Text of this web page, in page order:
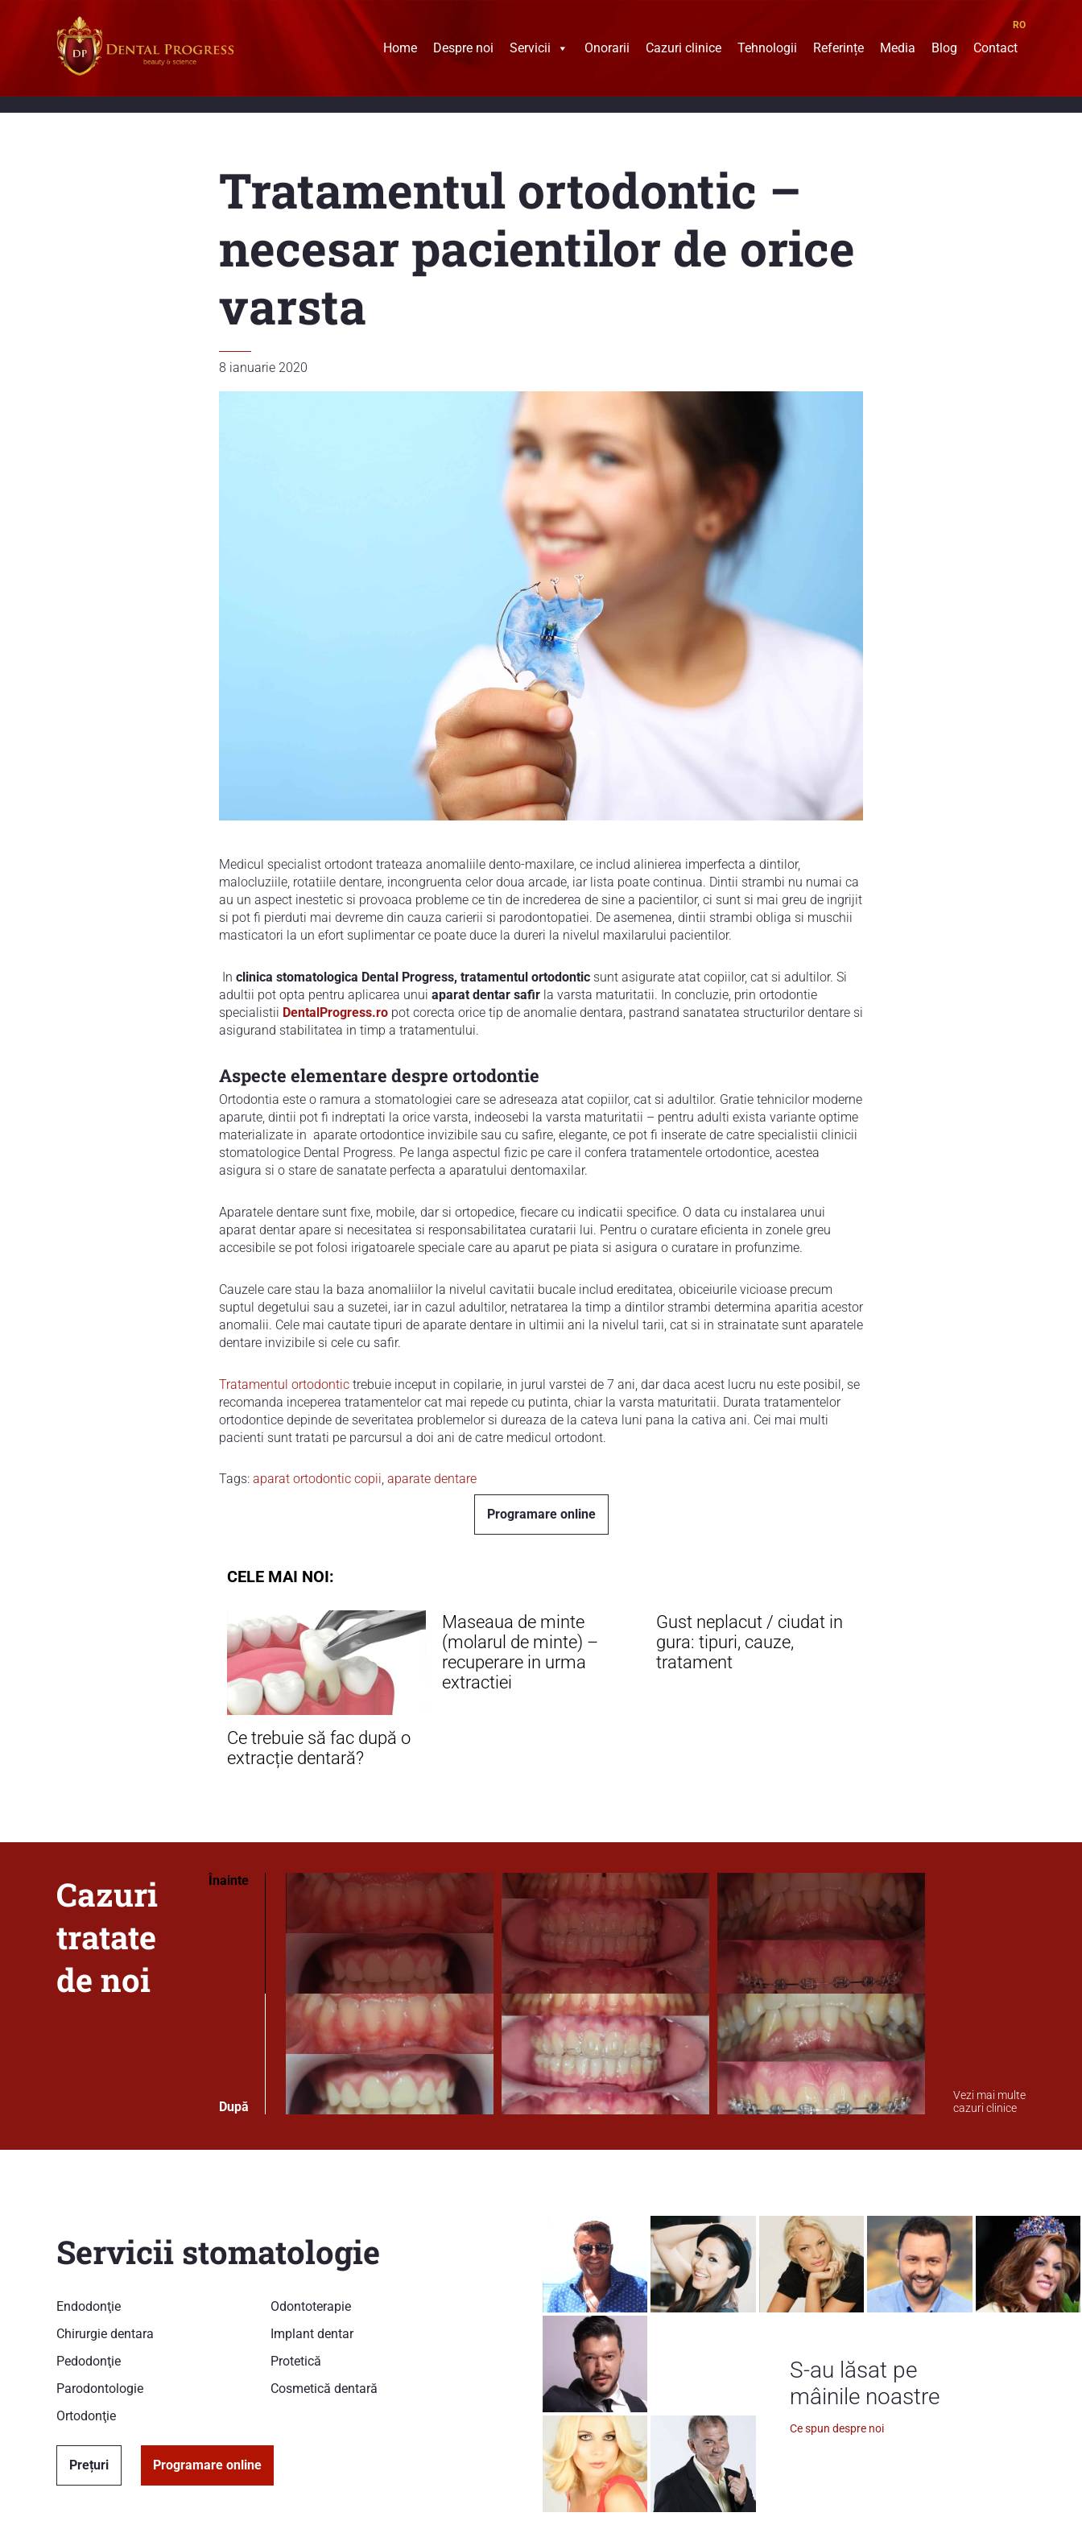
RO
Home Despre noi Servicii Onorarii Cazuri clinice Tehnologii Referințe Media Blog Contact
Tratamentul ortodontic –
necesar pacientilor de orice
varsta
8 ianuarie 2020
Medicul specialist ortodont trateaza anomaliile dento-maxilare, ce includ alinierea imperfecta a dintilor,
malocluziile, rotatiile dentare, incongruenta celor doua arcade, iar lista poate continua. Dintii strambi nu numai ca
au un aspect inestetic si provoaca probleme ce tin de increderea de sine a pacientilor, ci sunt si mai greu de ingrijit
si pot fi pierduti mai devreme din cauza carierii si parodontopatiei. De asemenea, dintii strambi obliga si muschii
masticatori la un efort suplimentar ce poate duce la dureri la nivelul maxilarului pacientilor.
In clinica stomatologica Dental Progress, tratamentul ortodontic sunt asigurate atat copiilor, cat si adultilor. Si
adultii pot opta pentru aplicarea unui aparat dentar safir la varsta maturitatii. In concluzie, prin ortodontie
specialistii DentalProgress.ro pot corecta orice tip de anomalie dentara, pastrand sanatatea structurilor dentare si
asigurand stabilitatea in timp a tratamentului.
Aspecte elementare despre ortodontie
Ortodontia este o ramura a stomatologiei care se adreseaza atat copiilor, cat si adultilor. Gratie tehnicilor moderne
aparute, dintii pot fi indreptati la orice varsta, indeosebi la varsta maturitatii – pentru adulti exista variante optime
materializate in aparate ortodontice invizibile sau cu safire, elegante, ce pot fi inserate de catre specialistii clinicii
stomatologice Dental Progress. Pe langa aspectul fizic pe care il confera tratamentele ortodontice, acestea
asigura si o stare de sanatate perfecta a aparatului dentomaxilar.
Aparatele dentare sunt fixe, mobile, dar si ortopedice, fiecare cu indicatii specifice. O data cu instalarea unui
aparat dentar apare si necesitatea si responsabilitatea curatarii lui. Pentru o curatare eficienta in zonele greu
accesibile se pot folosi irigatoarele speciale care au aparut pe piata si asigura o curatare in profunzime.
Cauzele care stau la baza anomaliilor la nivelul cavitatii bucale includ ereditatea, obiceiurile vicioase precum
suptul degetului sau a suzetei, iar in cazul adultilor, netratarea la timp a dintilor strambi determina aparitia acestor
anomalii. Cele mai cautate tipuri de aparate dentare in ultimii ani la nivelul tarii, cat si in strainatate sunt aparatele
dentare invizibile si cele cu safir.
Tratamentul ortodontic trebuie inceput in copilarie, in jurul varstei de 7 ani, dar daca acest lucru nu este posibil, se
recomanda inceperea tratamentelor cat mai repede cu putinta, chiar la varsta maturitatii. Durata tratamentelor
ortodontice depinde de severitatea problemelor si dureaza de la cateva luni pana la cativa ani. Cei mai multi
pacienti sunt tratati pe parcursul a doi ani de catre medicul ortodont.
Tags: aparat ortodontic copii, aparate dentare
Programare online
CELE MAI NOI:
Ce trebuie să fac după o
extracție dentară?
Maseaua de minte
(molarul de minte) –
recuperare in urma
extractiei
Gust neplacut / ciudat in
gura: tipuri, cauze,
tratament
Cazuri
tratate
de noi
Înainte
După
Vezi mai multe
cazuri clinice
S-au lăsat pe
mâinile noastre
Ce spun despre noi
Servicii stomatologie
Endodonţie
Odontoterapie
Chirurgie dentara
Implant dentar
Pedodonţie
Protetică
Parodontologie
Cosmetică dentară
Ortodonţie
Prețuri Programare online